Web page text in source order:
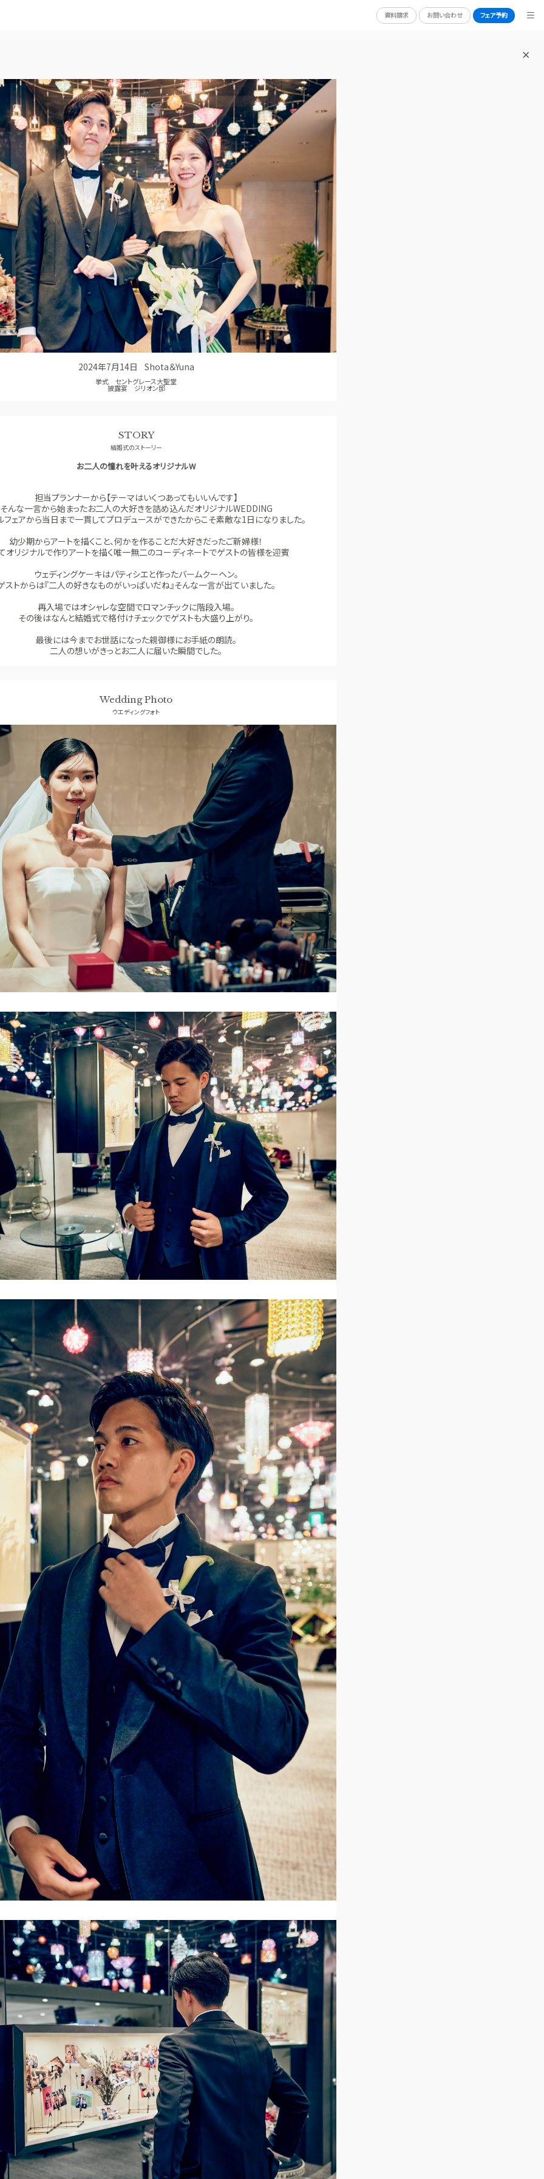
資料請求 お問い合わせ フェア予約
TOP
トップ
BRIDAL FAIR
ブライダルフェア
FAIR CAMPAIGN
フェアキャンペーンのご案内
WEDDING REPORT
体験者レポート
PHOTO GALLERY
フォトギャラリー
CEREMONY
挙式
PARTY
CUISINE
料理
DRESS
ドレス
SMALL WEDDING
少人数ウエディング
ACCESS
アクセス
GUEST
ご列席者の皆さまへ
QA
よくあるご質問
SUPPORT
お手伝い
2024年7月14日 Shota＆Yuna
挙式 セントグレース大聖堂
披露宴 ジリオン邸
STORY
結婚式のストーリー
お二人の憧れを叶えるオリジナルW
担当プランナーから【テーマはいくつあってもいいんです】
そんな一言から始まったお二人の大好きを詰め込んだオリジナルWEDDING
フェアから当日まで一貫してプロデュースができたからこそ素敵な1日になりました。
幼少期からアートを描くこと、何かを作ることだ大好きだったご新婦様！
オリジナルで作りアートを描く唯一無二のコーディネートでゲストの皆様を迎賓
ウェディングケーキはパティシエと作ったバームクーヘン。
ストからは『二人の好きなものがいっぱいだね』そんな一言が出ていました。
再入場ではオシャレな空間でロマンチックに階段入場。
その後はなんと結婚式で格付けチェックでゲストも大盛り上がり。
最後には今までお世話になった親御様にお手紙の朗読。
二人の想いがきっとお二人に届いた瞬間でした。
Wedding Photo
ウエディングフォト